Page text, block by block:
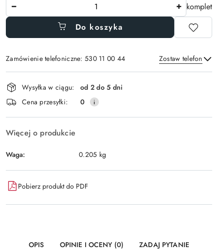
komplet
Do koszyka
Zamówienie telefoniczne: 530 11 00 44 Zostaw telefon
Wyślij
Dostępność
i
dostawa
Wysyłka w ciągu:
od 2 do 5 dni
Cena przesyłki:
0
Więcej o produkcie
Waga: 0.205 kg
Pobierz produkt do PDF
OPIS OPINIE I OCENY (0) ZADAJ PYTANIE